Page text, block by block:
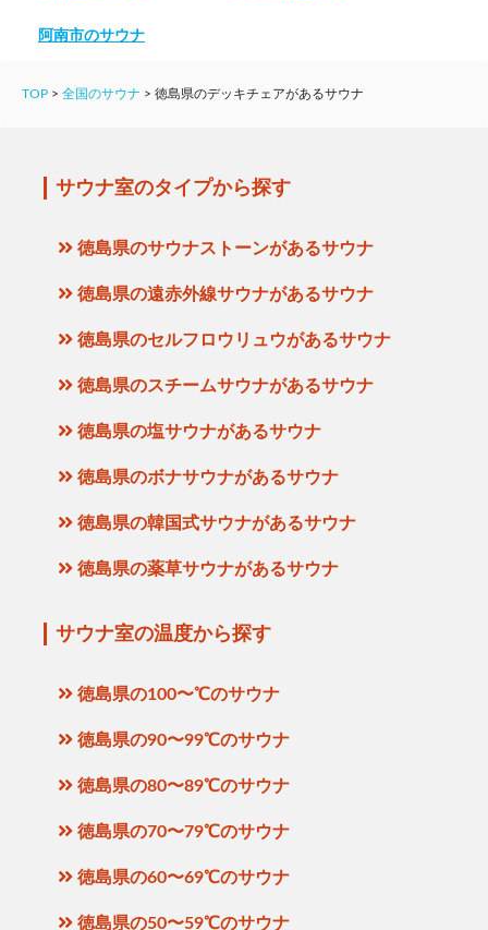
阿南市のサウナ
TOP > 全国のサウナ > 徳島県のデッキチェアがあるサウナ
サウナ室のタイプから探す
徳島県のサウナストーンがあるサウナ
徳島県の遠赤外線サウナがあるサウナ
徳島県のセルフロウリュウがあるサウナ
徳島県のスチームサウナがあるサウナ
徳島県の塩サウナがあるサウナ
徳島県のボナサウナがあるサウナ
徳島県の韓国式サウナがあるサウナ
徳島県の薬草サウナがあるサウナ
サウナ室の温度から探す
徳島県の100〜℃のサウナ
徳島県の90〜99℃のサウナ
徳島県の80〜89℃のサウナ
徳島県の70〜79℃のサウナ
徳島県の60〜69℃のサウナ
徳島県の50〜59℃のサウナ